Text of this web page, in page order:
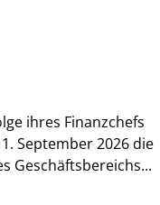
ihres Finanzchefs
September 2026 die
Geschäftsbereichs...